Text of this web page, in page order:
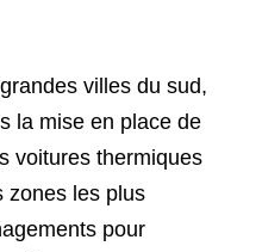
villes du sud,
la mise en place de
voitures thermiques
zones les plus
pour